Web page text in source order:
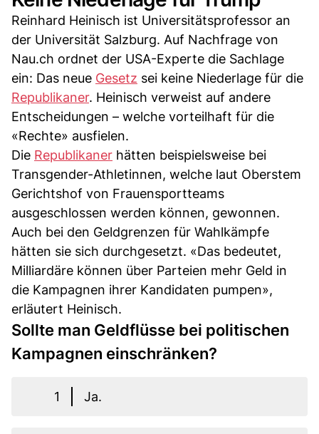
Reinhard Heinisch ist Universitätsprofessor an
der Universität Salzburg. Auf Nachfrage von
Nau.ch ordnet der USA-Experte die Sachlage
ein: Das neue Gesetz sei keine Niederlage für die
Republikaner. Heinisch verweist auf andere
Entscheidungen – welche vorteilhaft für die
«Rechte» ausfielen.
Die Republikaner hätten beispielsweise bei
Transgender-Athletinnen, welche laut Oberstem
Gerichtshof von Frauensportteams
ausgeschlossen werden können, gewonnen.
Auch bei den Geldgrenzen für Wahlkämpfe
hätten sie sich durchgesetzt. «Das bedeutet,
Milliardäre können über Parteien mehr Geld in
die Kampagnen ihrer Kandidaten pumpen»,
erläutert Heinisch.
Sollte man Geldflüsse bei politischen
Kampagnen einschränken?
1 Ja.